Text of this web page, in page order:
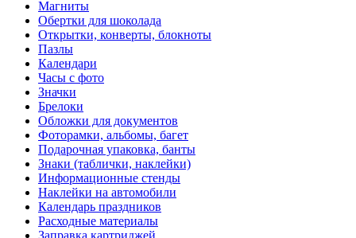
Магниты
Обертки для шоколада
Открытки, конверты, блокноты
Пазлы
Календари
Часы с фото
Значки
Брелоки
Обложки для документов
Фоторамки, альбомы, багет
Подарочная упаковка, банты
Знаки (таблички, наклейки)
Информационные стенды
Наклейки на автомобили
Календарь праздников
Расходные материалы
Заправка картриджей